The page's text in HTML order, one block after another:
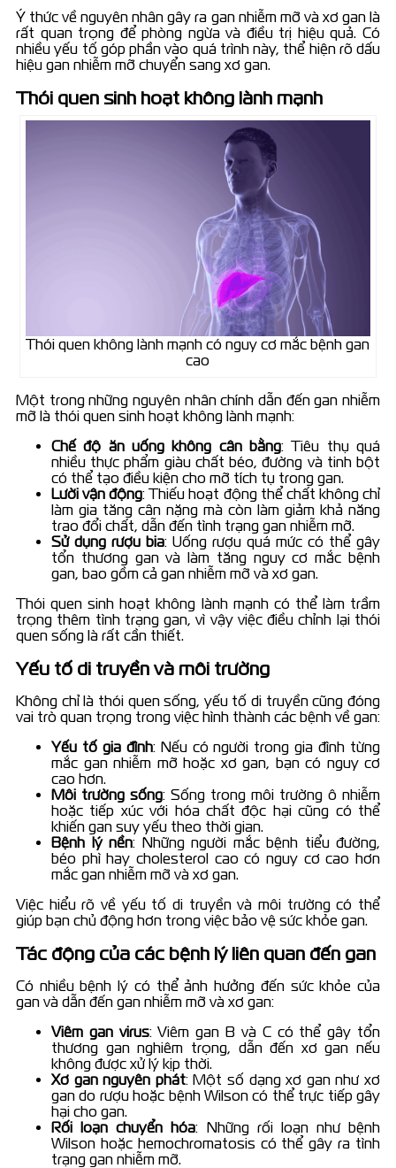
Ý thức về nguyên nhân gây ra gan nhiễm mỡ và xơ gan là
rất quan trọng để phòng ngừa và điều trị hiệu quả. Có
nhiều yếu tố góp phần vào quá trình này, thể hiện rõ dấu
hiệu gan nhiễm mỡ chuyển sang xơ gan.
Thói quen sinh hoạt không lành mạnh
Thói quen không lành mạnh có nguy cơ mắc bệnh gan
cao
Một trong những nguyên nhân chính dẫn đến gan nhiễm
mỡ là thói quen sinh hoạt không lành mạnh:
Chế độ ăn uống không cân bằng: Tiêu thụ quá
nhiều thực phẩm giàu chất béo, đường và tinh bột
có thể tạo điều kiện cho mỡ tích tụ trong gan.
Lười vận động: Thiếu hoạt động thể chất không chỉ
làm gia tăng cân nặng mà còn làm giảm khả năng
trao đổi chất, dẫn đến tình trạng gan nhiễm mỡ.
Sử dụng rượu bia: Uống rượu quá mức có thể gây
tổn thương gan và làm tăng nguy cơ mắc bệnh
gan, bao gồm cả gan nhiễm mỡ và xơ gan.
Thói quen sinh hoạt không lành mạnh có thể làm trầm
trọng thêm tình trạng gan, vì vậy việc điều chỉnh lại thói
quen sống là rất cần thiết.
Yếu tố di truyền và môi trường
Không chỉ là thói quen sống, yếu tố di truyền cũng đóng
vai trò quan trọng trong việc hình thành các bệnh về gan:
Yếu tố gia đình: Nếu có người trong gia đình từng
mắc gan nhiễm mỡ hoặc xơ gan, bạn có nguy cơ
cao hơn.
Môi trường sống: Sống trong môi trường ô nhiễm
hoặc tiếp xúc với hóa chất độc hại cũng có thể
khiến gan suy yếu theo thời gian.
Bệnh lý nền: Những người mắc bệnh tiểu đường,
béo phì hay cholesterol cao có nguy cơ cao hơn
mắc gan nhiễm mỡ và xơ gan.
Việc hiểu rõ về yếu tố di truyền và môi trường có thể
giúp bạn chủ động hơn trong việc bảo vệ sức khỏe gan.
Tác động của các bệnh lý liên quan đến gan
Có nhiều bệnh lý có thể ảnh hưởng đến sức khỏe của
gan và dẫn đến gan nhiễm mỡ và xơ gan:
Viêm gan virus: Viêm gan B và C có thể gây tổn
thương gan nghiêm trọng, dẫn đến xơ gan nếu
không được xử lý kịp thời.
Xơ gan nguyên phát: Một số dạng xơ gan như xơ
gan do rượu hoặc bệnh Wilson có thể trực tiếp gây
hại cho gan.
Rối loạn chuyển hóa: Những rối loạn như bệnh
Wilson hoặc hemochromatosis có thể gây ra tình
trạng gan nhiễm mỡ.